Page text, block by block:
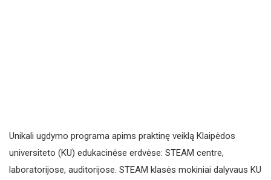
Unikali ugdymo programa apims praktinę veiklą Klaipėdos
universiteto (KU) edukacinėse erdvėse: STEAM centre,
laboratorijose, auditorijose. STEAM klasės mokiniai dalyvaus KU